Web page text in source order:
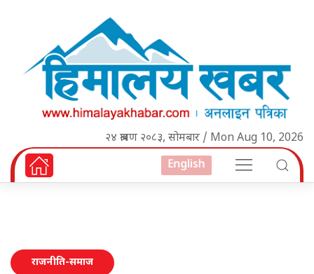
२४ श्रावण २०८३, सोमबार / Mon Aug 10, 2026
English
राजनीति-समाज